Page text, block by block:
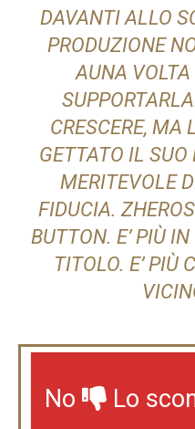
DAVANTI ALLO
PRODUZIONE
AUNA
CRESCERE, MA
GETTATO IL SUO
MERITEVOLE
FIDUCIA.
BUTTON. E’ PIÙ
TITOLO. E’ PIÙ
No Lo